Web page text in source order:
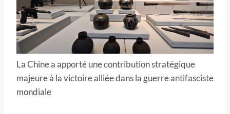
La Chine a apporté une contribution stratégique
majeure à la victoire alliée dans la guerre antifasciste
mondiale